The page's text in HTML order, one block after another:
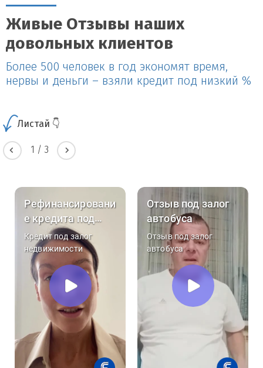
Живые Отзывы наших
довольных клиентов
Более 500 человек в год экономят время,
нервы и деньги – взяли кредит под низкий %
Листай 👇
1 / 3